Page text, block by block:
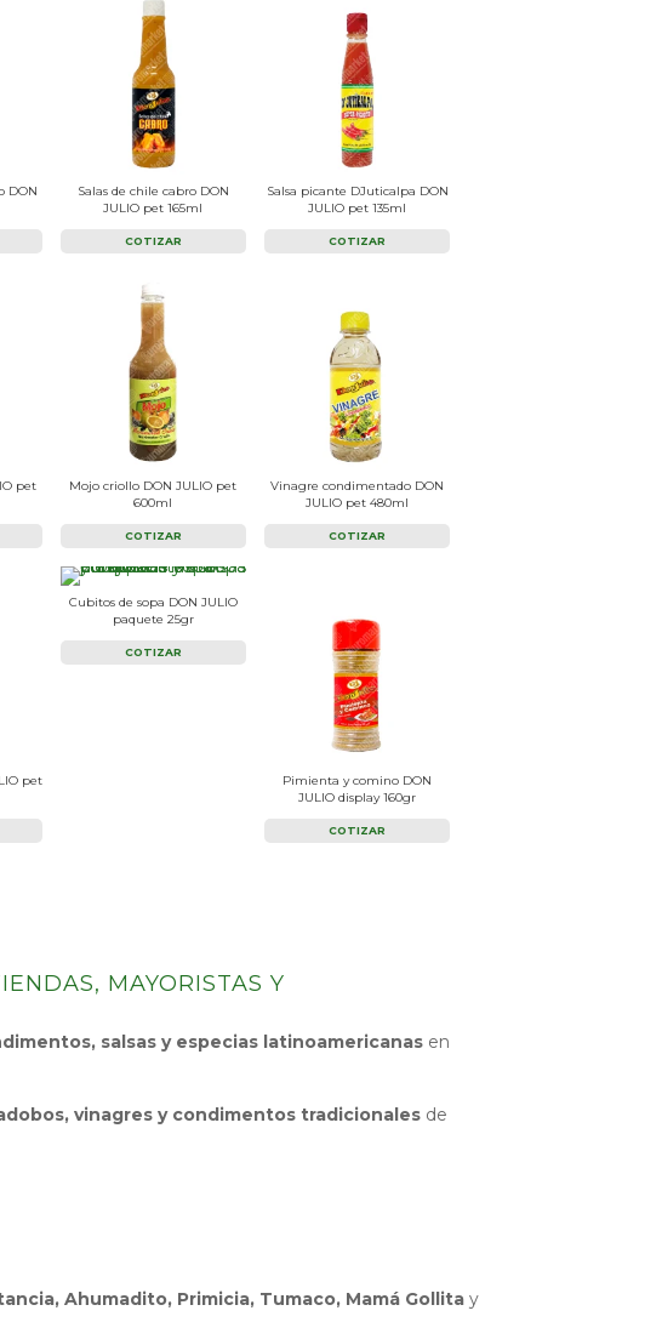
DON
Salas de chile cabro DON
JULIO pet 165ml
COTIZAR
Salsa picante DJuticalpa DON
JULIO pet 135ml
COTIZAR
pet
Mojo criollo DON JULIO pet
600ml
COTIZAR
Vinagre condimentado DON
JULIO pet 480ml
COTIZAR
pet
Cubitos de sopa DON JULIO
paquete 25gr
COTIZAR
Pimienta y comino DON
JULIO display 160gr
COTIZAR
MAYORISTAS Y
salsas y especias latinoamericanas en
vinagres y condimentos tradicionales de
Ahumadito, Primicia, Tumaco, Mamá Gollita y